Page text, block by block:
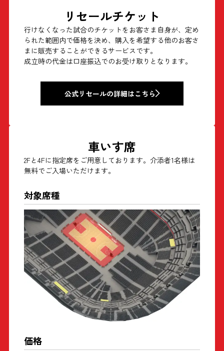
リセールチケット
行けなくなった試合のチケットをお客さま自身が、定め
られた範囲内で価格を決め、購入を希望する他のお客さ
まに販売することができるサービスです。
成立時の代金は口座振込でのお受け取りとなります。
公式リセールの詳細はこちら
車いす席
2Fと4Fに指定席をご用意しております。介添者1名様は
無料でご入場いただけます。
対象席種
価格